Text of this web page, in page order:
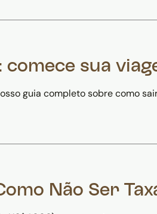
comece sua
guia completo sobre como
Não Ser